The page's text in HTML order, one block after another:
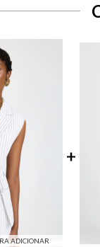
ADICIONAR